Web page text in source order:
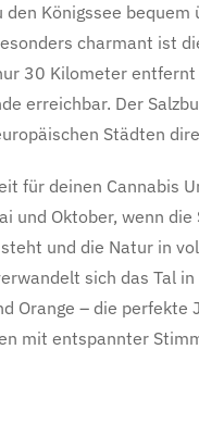
Königssee bequem
charmant ist
30 Kilometer
erreichbar. Der
Städten
für deinen Cannabis
und Oktober, wenn die
und die Natur in
sich das Tal
Orange – die perfekte
mit entspannter